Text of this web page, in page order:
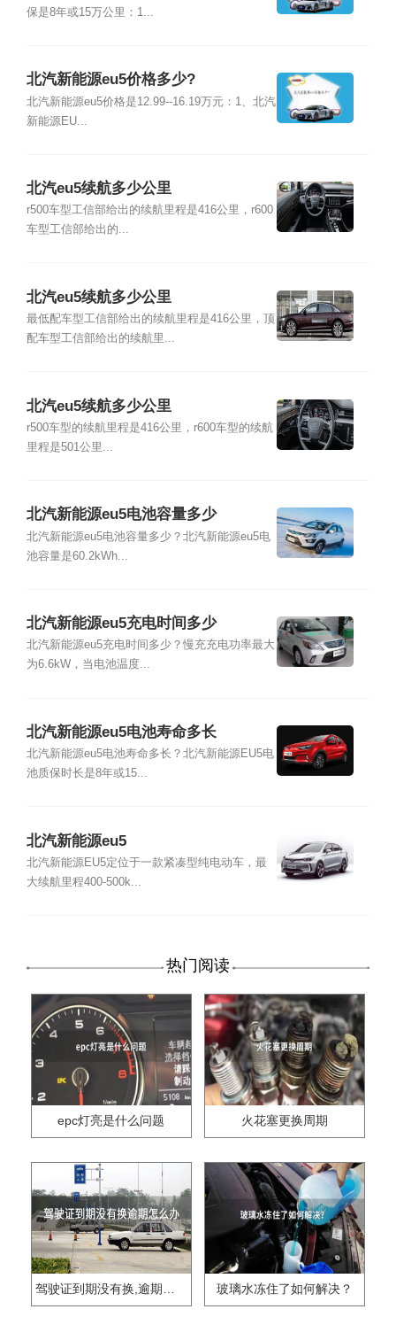
保是8年或15万公里：1...
北汽新能源eu5价格多少?
北汽新能源eu5价格是12.99--16.19万元：1、北汽
新能源EU...
北汽eu5续航多少公里
r500车型工信部给出的续航里程是416公里，r600
车型工信部给出的...
北汽eu5续航多少公里
最低配车型工信部给出的续航里程是416公里，顶
配车型工信部给出的续航里...
北汽eu5续航多少公里
r500车型的续航里程是416公里，r600车型的续航
里程是501公里...
北汽新能源eu5电池容量多少
北汽新能源eu5电池容量多少？北汽新能源eu5电
池容量是60.2kWh...
北汽新能源eu5充电时间多少
北汽新能源eu5充电时间多少？慢充充电功率最大
为6.6kW，当电池温度...
北汽新能源eu5电池寿命多长
北汽新能源eu5电池寿命多长？北汽新能源EU5电
池质保时长是8年或15...
北汽新能源eu5
北汽新能源EU5定位于一款紧凑型纯电动车，最
大续航里程400-500k...
热门阅读
epc灯亮是什么问题 火花塞更换周期
驾驶证到期没有换,逾期怎么办?? 玻璃水冻住了如何解决？